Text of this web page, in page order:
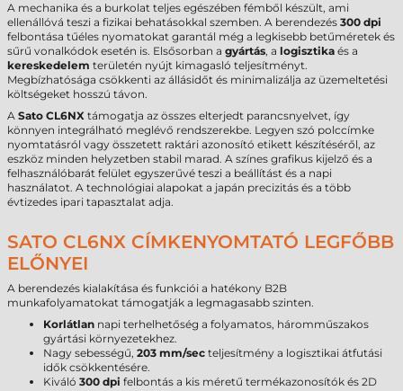
A mechanika és a burkolat teljes egészében fémből készült, ami
ellenállóvá teszi a fizikai behatásokkal szemben. A berendezés 300 dpi
felbontása tűéles nyomatokat garantál még a legkisebb betűméretek és
sűrű vonalkódok esetén is. Elsősorban a gyártás, a logisztika és a
kereskedelem területén nyújt kimagasló teljesítményt.
Megbízhatósága csökkenti az állásidőt és minimalizálja az üzemeltetési
költségeket hosszú távon.
A Sato CL6NX támogatja az összes elterjedt parancsnyelvet, így
könnyen integrálható meglévő rendszerekbe. Legyen szó polccímke
nyomtatásról vagy összetett raktári azonosító etikett készítéséről, az
eszköz minden helyzetben stabil marad. A színes grafikus kijelző és a
felhasználóbarát felület egyszerűvé teszi a beállítást és a napi
használatot. A technológiai alapokat a japán precizitás és a több
évtizedes ipari tapasztalat adja.
SATO CL6NX CÍMKENYOMTATÓ LEGFŐBB
ELŐNYEI
A berendezés kialakítása és funkciói a hatékony B2B
munkafolyamatokat támogatják a legmagasabb szinten.
Korlátlan napi terhelhetőség a folyamatos, háromműszakos
gyártási környezetekhez.
Nagy sebességű, 203 mm/sec teljesítmény a logisztikai átfutási
idők csökkentésére.
Kiváló 300 dpi felbontás a kis méretű termékazonosítók és 2D